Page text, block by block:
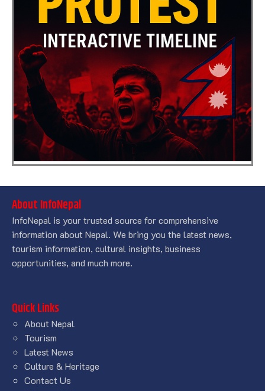
About InfoNepal
InfoNepal is your trusted source for comprehensive
information about Nepal. We bring you the latest news,
tourism information, cultural insights, business
opportunities, and much more.
Quick Links
About Nepal
Tourism
Latest News
Culture & Heritage
Contact Us